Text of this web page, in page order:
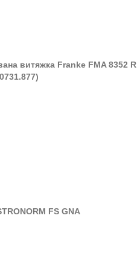
витяжка Franke FMA 8352 R
FS GNA